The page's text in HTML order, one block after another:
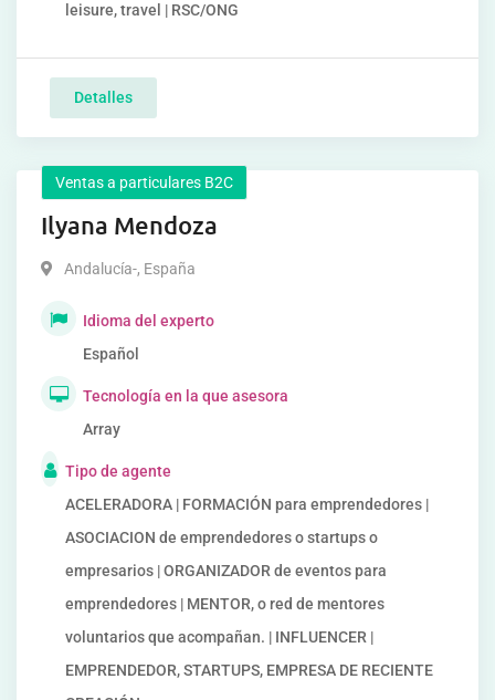
leisure, travel | RSC/ONG
Detalles
Ventas a particulares B2C
Ilyana Mendoza
Andalucía-, España
Idioma del experto
Español
Tecnología en la que asesora
Array
Tipo de agente
ACELERADORA | FORMACIÓN para emprendedores |
ASOCIACION de emprendedores o startups o
empresarios | ORGANIZADOR de eventos para
emprendedores | MENTOR, o red de mentores
voluntarios que acompañan. | INFLUENCER |
EMPRENDEDOR, STARTUPS, EMPRESA DE RECIENTE